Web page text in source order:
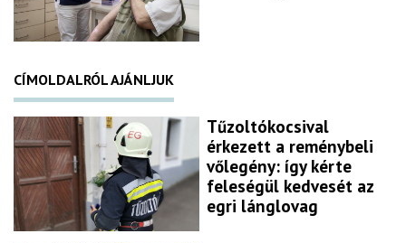
CÍMOLDALRÓL AJÁNLJUK
Tűzoltókocsival
érkezett a reménybeli
vőlegény: így kérte
feleségül kedvesét az
egri lánglovag